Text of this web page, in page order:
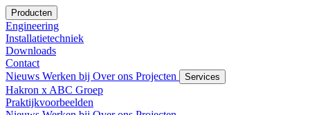
Producten
Engineering
Installatietechniek
Downloads
Contact
Nieuws Werken bij Over ons Projecten Services
Hakron x ABC Groep
Praktijkvoorbeelden